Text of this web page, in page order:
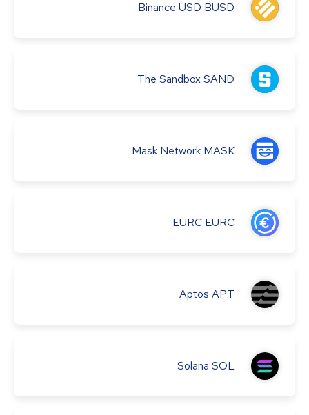
Binance USD BUSD
The SandboxSAND
Mask Network MASK
EURC EURC
Aptos APT
Solana SOL